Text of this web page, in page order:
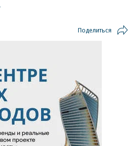
Поделиться